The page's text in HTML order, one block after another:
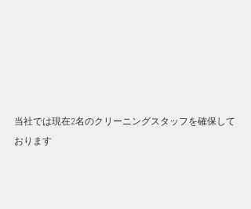
当社では現在2名のクリーニングスタッフを確保して
おります